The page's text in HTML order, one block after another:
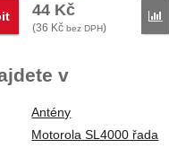
44 Kč
(36 Kč bez DPH)
v
Antény
Motorola SL4000 řada